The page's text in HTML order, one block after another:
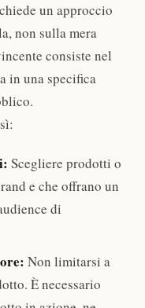
un approccio
non sulla mera
consiste nel
in una specifica
Scegliere prodotti o
e che offrano un
di
Non limitarsi a
È necessario